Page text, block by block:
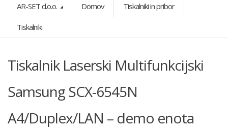
AR-SET d.o.o. Domov Tiskalniki in pribor
Tiskalniki
Tiskalnik Laserski Multifunkcijski
Samsung SCX-6545N
A4/Duplex/LAN – demo enota